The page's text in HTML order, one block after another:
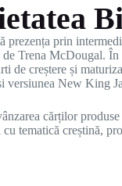
prezența prin
de Trena McDougal. În
de creștere și
versiunea New King
cărților
tematică creștină,